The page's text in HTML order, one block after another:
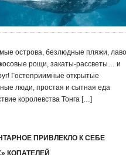
острова, безлюдные пляжи,
рощи, закаты-рассветы… и
Гостеприимные открытые
люди, простая и сытная еда
королевства Тонга […]
ПРИВЛЕКЛО К СЕБЕ
КОПАТЕЛЕЙ